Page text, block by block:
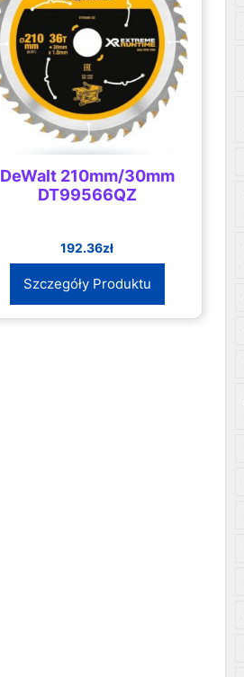
DeWalt 210mm/30mm
DT99566QZ
192.36zł
Szczegóły Produktu